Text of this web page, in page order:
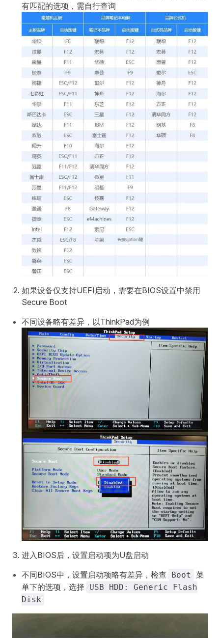
有匹配的选项，需自行查询
如果设备仅支持UEFI启动，需要在BIOS设置中禁用
Secure Boot
不同设备略有差异，以ThinkPad为例
进入BIOS后，设置启动项为U盘启动
不同BIOS中，设置启动项略有差异，检查
Boot
菜
单下的选项，选择
USB HDD: Generic Flash
Disk